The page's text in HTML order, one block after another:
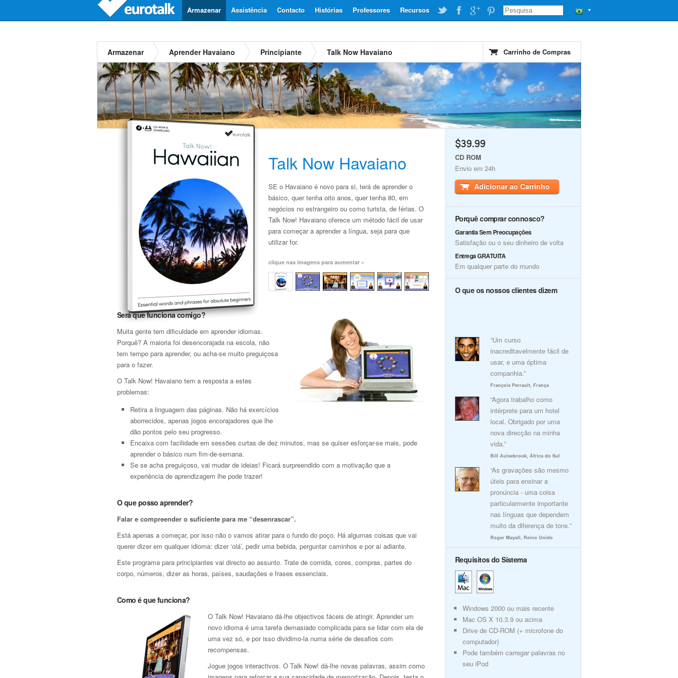
▼
Recursos
Professores
Histórias
Contacto
Assistência
Armazenar
Armazenar Aprender Havaiano Principiante Talk Now Havaiano Carrinho de Compras
Talk Now Havaiano
SE o Havaiano é novo para si, terá de aprender o
básico, quer tenha oito anos, quer tenha 80, em
negócios no estrangeiro ou como turista, de férias. O
Talk Now! Havaiano oferece um método fácil de usar
para começar a aprender a língua, seja para que
utilizar for.
clique nas imagens para aumentar »
Será que funciona comigo?
Muita gente tem dificuldade em aprender idiomas.
Porquê? A maioria foi desencorajada na escola, não
tem tempo para aprender, ou acha-se muito preguiçosa
para o fazer.
O Talk Now! Havaiano tem a resposta a estes
problemas:
Retira a linguagem das páginas. Não há exercícios
aborrecidos, apenas jogos encorajadores que lhe
dão pontos pelo seu progresso.
Encaixa com facilidade em sessões curtas de dez minutos, mas se quiser esforçar-se mais, pode
aprender o básico num fim-de-semana.
Se se acha preguiçoso, vai mudar de ideias! Ficará surpreendido com a motivação que a
experiência de aprendizagem lhe pode trazer!
O que posso aprender?
Falar e compreender o suficiente para me “desenrascar”.
Está apenas a começar, por isso não o vamos atirar para o fundo do poço. Há algumas coisas que vai
querer dizer em qualquer idioma: dizer ‘olá’, pedir uma bebida, perguntar caminhos e por aí adiante.
Este programa para principiantes vai directo ao assunto. Trate de comida, cores, compras, partes do
corpo, números, dizer as horas, países, saudações e frases essenciais.
Como é que funciona?
O Talk Now! Havaiano dá-lhe objectivos fáceis de atingir. Aprender um
novo idioma é uma tarefa demasiado complicada para se lidar com ela de
uma vez só, e por isso dividimo-la numa série de desafios com
recompensas.
Jogue jogos interactivos. O Talk Now! dá-lhe novas palavras, assim como
$39.99
CD ROM
Envio em 24h
Adicionar ao Carrinho
Porquê comprar connosco?
Garantia Sem Preocupações
Satisfação ou o seu dinheiro de volta
Entrega GRATUITA
Em qualquer parte do mundo
O que os nossos clientes dizem
“Um curso
inacreditavelmente fácil de
usar, e uma óptima
companhia.”
François Perrault, França
“Agora trabalho como
intérprete para um hotel
local. Obrigado por uma
nova direcção na minha
vida.”
Bill Aulsebrook, África do Sul
“As gravações são mesmo
úteis para ensinar a
pronúncia - uma coisa
particularmente importante
nas línguas que dependem
muito da diferença de tons.”
Roger Mayall, Reino Unido
Requisitos do Sistema
Windows 2000 ou mais recente
Mac OS X 10.3.9 ou acima
Drive de CD-ROM (+ microfone do
computador)
Pode também carregar palavras no
seu iPod